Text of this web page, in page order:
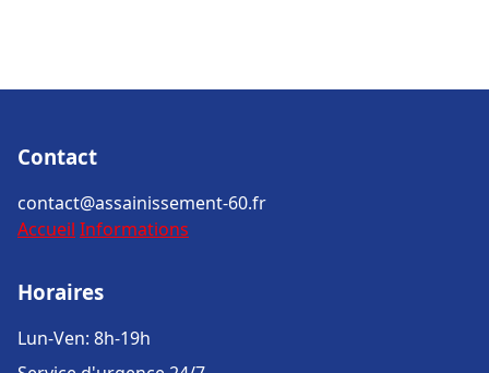
Contact
contact@assainissement-60.fr
Accueil Informations
Horaires
Lun-Ven: 8h-19h